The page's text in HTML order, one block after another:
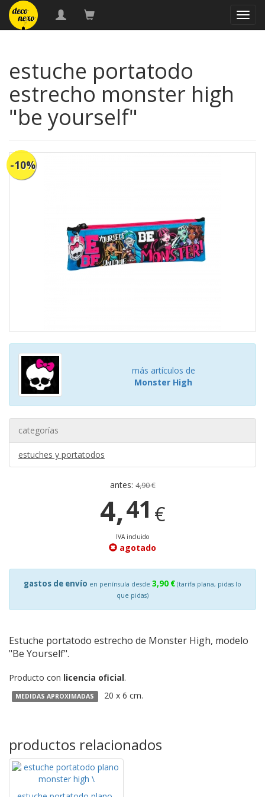
estuche portatodo
estrecho monster high
"be yourself"
-10%
más artículos de
Monster High
categorías
estuches y portatodos
antes:4,90 €
4,41 €
IVA incluido
agotado
gastos de envío en península desde 3,90 € (tarifa plana, pidas lo
que pidas)
Estuche portatodo estrecho de Monster High, modelo
"Be Yourself".
Producto con licencia oficial.
MEDIDAS APROXIMADAS 20 x 6 cm.
productos relacionados